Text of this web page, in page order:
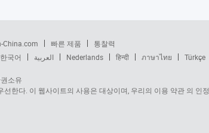
China.com 빠른 제품
통찰력
한국어 العربية Nederlands हिन्दी ภาษาไทย Türkçe
소유
한다. 이 웹사이트의 사용은 대상이며, 우리의 이용 약관 의 인